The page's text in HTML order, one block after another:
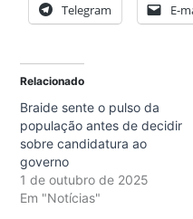
Telegram E-
Relacionado
Braide sente o pulso da
população antes de decidir
sobre candidatura ao
governo
1 de outubro de 2025
Em "Notícias"